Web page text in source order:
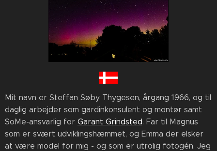
Mit navn er Steffan Søby Thygesen, årgang 1966, og til
daglig arbejder som gardinkonsulent og montør samt
SoMe-ansvarlig for Garant Grindsted. Far til Magnus
som er svært udviklingshæmmet, og Emma der elsker
at være model for mig - og som er utrolig fotogén. Jeg